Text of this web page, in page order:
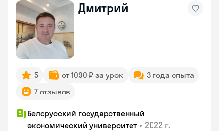
Дмитрий
5 от 1090 ₽ за урок
3 года опыта
7 отзывов
Белорусский государственный
экономический университет • 2022 г.